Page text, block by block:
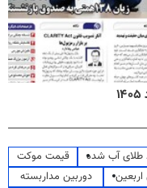
طلای آب شده
قیمت موکت
دوربین مداربسته